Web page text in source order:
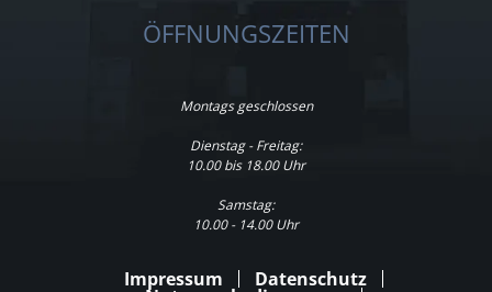
ÖFFNUNGSZEITEN
Montags geschlossen
Dienstag - Freitag:
10.00 bis 18.00 Uhr
Samstag:
10.00 - 14.00 Uhr
Impressum Datenschutz